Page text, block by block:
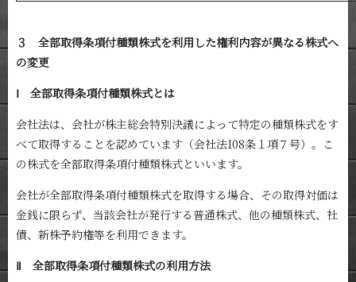
３ 全部取得条項付種類株式を利用した権利内容が異なる株式へ
の変更
Ⅰ 全部取得条項付種類株式とは
会社法は、会社が株主総会特別決議によって特定の種類株式をす
べて取得することを認めています（会社法108条１項７号）。こ
の株式を全部取得条項付種類株式といいます。
会社が全部取得条項付種類株式を取得する場合、その取得対価は
金銭に限らず、当該会社が発行する普通株式、他の種類株式、社
債、新株予約権等を利用できます。
Ⅱ 全部取得条項付種類株式の利用方法